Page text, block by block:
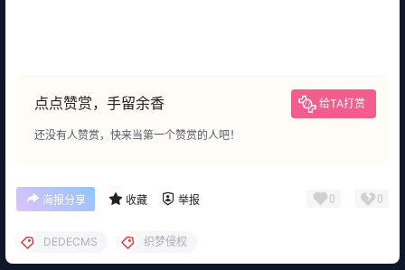
点点赞赏，手留余香 给TA打赏
还没有人赞赏，快来当第一个赞赏的人吧！
海报分享 收藏 举报 0 0
DEDECMS 织梦侵权